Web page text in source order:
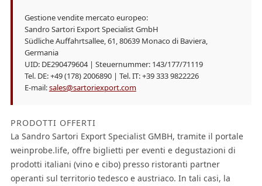
Gestione vendite mercato europeo:
Sandro Sartori Export Specialist GmbH
Südliche Auffahrtsallee, 61, 80639 Monaco di Baviera,
Germania
UID: DE290479604 | Steuernummer: 143/177/71119
Tel. DE: +49 (178) 2006890 | Tel. IT: +39 333 9822226
E-mail:sales@sartoriexport.com
PRODOTTI OFFERTI
La Sandro Sartori Export Specialist GMBH, tramite il portale
weinprobe.life, offre biglietti per eventi e degustazioni di
prodotti italiani (vino e cibo) presso ristoranti partner
operanti sul territorio tedesco e austriaco. In tali casi, la